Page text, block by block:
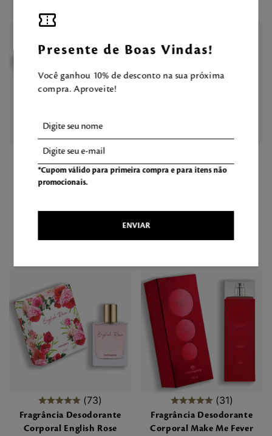
Presente de Boas Vindas!
Você ganhou 10% de desconto na sua próxima
compra. Aproveite!
*Cupom válido para primeira compra e para itens não
promocionais.
ENVIAR
56
Fragrância Desodorante
Corporal Mel das Flores
R$ 189,00
Hidratante Desodorante
R$ 78,90 R$ 67,06
73
Fragrância Desodorante
Corporal English Rose
31
Fragrância Desodorante
Corporal Make Me Fever